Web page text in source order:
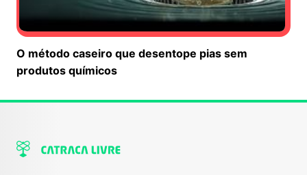
O método caseiro que desentope pias sem
produtos químicos